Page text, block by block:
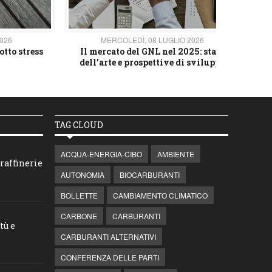
stress
MERCOLEDÌ, 08 LUGLIO 2026
Il mercato del GNL nel 2025: stato
dell’arte e prospettive di sviluppo
raffinerie
e
TAG CLOUD
ACQUA-ENERGIA-CIBO
AMBIENTE
AUTONOMIA
BIOCARBURANTI
BOLLETTE
CAMBIAMENTO CLIMATICO
CARBONE
CARBURANTI
CARBURANTI ALTERNATIVI
CONFERENZA DELLE PARTI